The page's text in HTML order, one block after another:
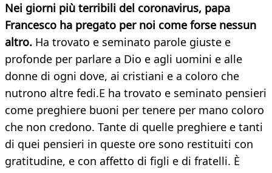
Nei giorni più terribili del coronavirus, papa
Francesco ha pregato per noi come forse nessun
altro. Ha trovato e seminato parole giuste e
profonde per parlare a Dio e agli uomini e alle
donne di ogni dove, ai cristiani e a coloro che
nutrono altre fedi.E ha trovato e seminato pensieri
come preghiere buoni per tenere per mano coloro
che non credono. Tante di quelle preghiere e tanti
di quei pensieri in queste ore sono restituiti con
gratitudine, e con affetto di figli e di fratelli. È